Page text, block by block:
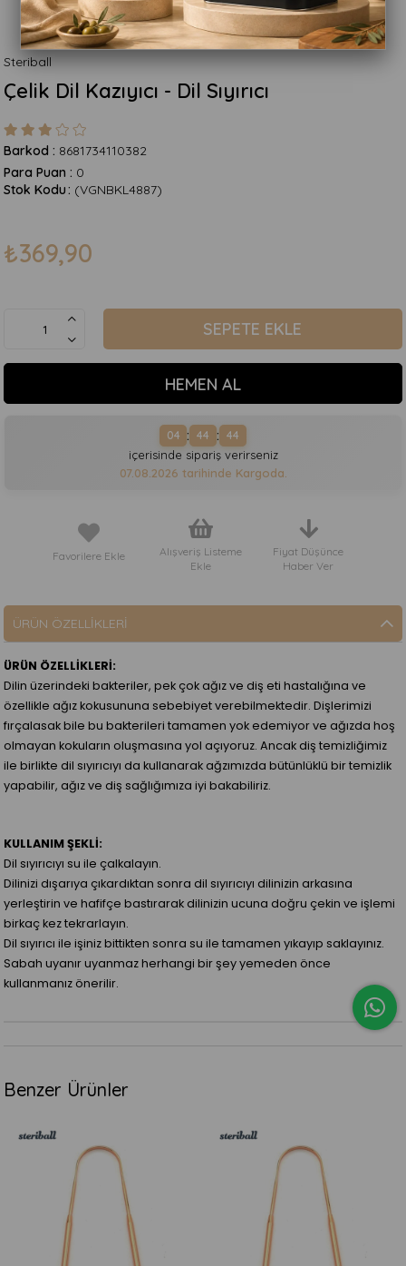
Steriball
Çelik Dil Kazıyıcı - Dil Sıyırıcı
Barkod : 8681734110382
Para Puan : 0
(VGNBKL4887)
Stok Kodu
₺369,90
04 : 44 : 44
içerisinde sipariş verirseniz
07.08.2026 tarihinde Kargoda.
Favorilere Ekle
Alışveriş Listeme
Ekle
Fiyat Düşünce
Haber Ver
ÜRÜN ÖZELLIKLERI
ÜRÜN ÖZELLİKLERİ:
Dilin üzerindeki bakteriler, pek çok ağız ve diş eti hastalığına ve
özellikle ağız kokusununa sebebiyet verebilmektedir. Dişlerimizi
fırçalasak bile bu bakterileri tamamen yok edemiyor ve ağızda hoş
olmayan kokuların oluşmasına yol açıyoruz. Ancak diş temizliğimiz
ile birlikte dil sıyırıcıyı da kullanarak ağzımızda bütünlüklü bir temizlik
yapabilir, ağız ve diş sağlığımıza iyi bakabiliriz.
KULLANIM ŞEKLİ:
Dil sıyırıcıyı su ile çalkalayın.
Dilinizi dışarıya çıkardıktan sonra dil sıyırıcıyı dilinizin arkasına
yerleştirin ve hafifçe bastırarak dilinizin ucuna doğru çekin ve işlemi
birkaç kez tekrarlayın.
Dil sıyırıcı ile işiniz bittikten sonra su ile tamamen yıkayıp saklayınız.
Sabah uyanır uyanmaz herhangi bir şey yemeden önce
kullanmanız önerilir.
Benzer Ürünler